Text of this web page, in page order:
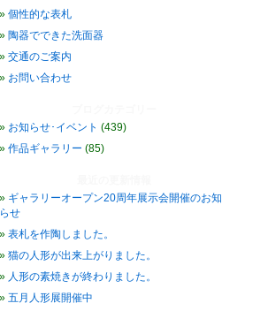
個性的な表札
陶器でできた洗面器
交通のご案内
お問い合わせ
お知らせ･イベント (439)
作品ギャラリー (85)
ギャラリーオープン20周年展示会開催のお知
らせ
表札を作陶しました。
猫の人形が出来上がりました。
人形の素焼きが終わりました。
五月人形展開催中